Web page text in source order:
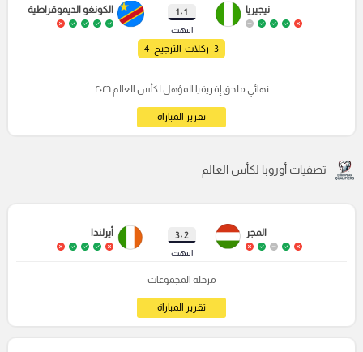
3 ركلات الترجيح 4
نيجيريا
1 : 1
انتهت
الكونغو الديموقراطية
نهائي ملحق إفريقيا المؤهل لكأس العالم ٢٠٢٦
تقرير المباراة
تصفيات أوروبا لكأس العالم
المجر
2 : 3
انتهت
أيرلندا
مرحلة المجموعات
تقرير المباراة